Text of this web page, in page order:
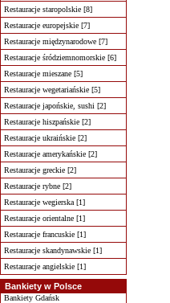
Restauracje staropolskie [8]
Restauracje europejskie [7]
Restauracje międzynarodowe [7]
Restauracje śródziemnomorskie [6]
Restauracje mieszane [5]
Restauracje wegetariańskie [5]
Restauracje japońskie, sushi [2]
Restauracje hiszpańskie [2]
Restauracje ukraińskie [2]
Restauracje amerykańskie [2]
Restauracje greckie [2]
Restauracje rybne [2]
Restauracje wegierska [1]
Restauracje orientalne [1]
Restauracje francuskie [1]
Restauracje skandynawskie [1]
Restauracje angielskie [1]
Bankiety w Polsce
Bankiety Gdańsk